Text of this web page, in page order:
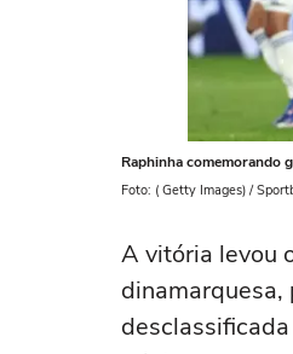
Raphinha comemorando
Foto: ( Getty Images) /
A vitória levou
dinamarquesa,